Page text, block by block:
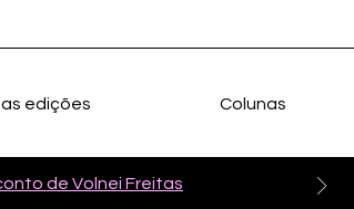
de Volnei Freitas
edições Colunas